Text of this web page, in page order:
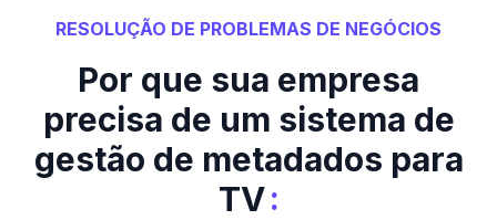
RESOLUÇÃO DE PROBLEMAS DE NEGÓCIOS
Por que sua empresa
precisa de um sistema de
gestão de metadados para
TV: